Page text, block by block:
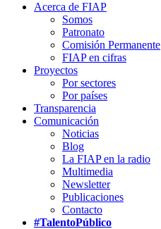
Acerca de FIAP
Somos
Patronato
Comisión Permanente
FIAP en cifras
Proyectos
Por sectores
Por países
Transparencia
Comunicación
Noticias
Blog
La FIAP en la radio
Multimedia
Newsletter
Publicaciones
Contacto
#TalentoPúblico